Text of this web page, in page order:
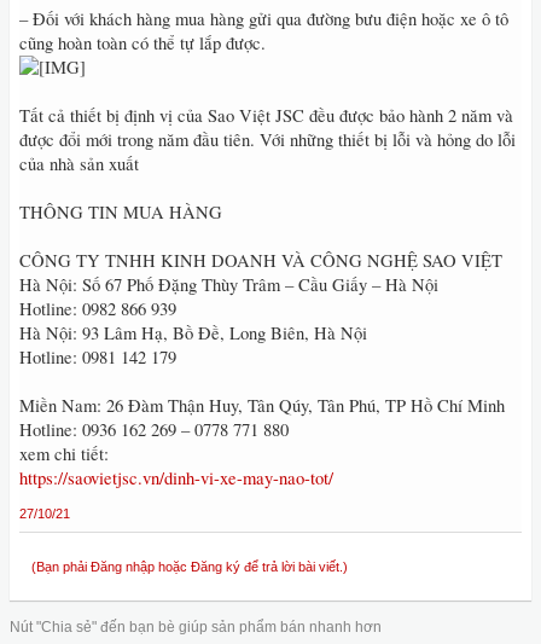
– Đối với khách hàng mua hàng gửi qua đường bưu điện hoặc xe ô tô
cũng hoàn toàn có thể tự lắp được.
Tất cả thiết bị định vị của Sao Việt JSC đều được bảo hành 2 năm và
được đổi mới trong năm đầu tiên. Với những thiết bị lỗi và hỏng do lỗi
của nhà sản xuất
THÔNG TIN MUA HÀNG
CÔNG TY TNHH KINH DOANH VÀ CÔNG NGHỆ SAO VIỆT
Hà Nội: Số 67 Phố Đặng Thùy Trâm – Cầu Giấy – Hà Nội
Hotline: 0982 866 939
Hà Nội: 93 Lâm Hạ, Bồ Đề, Long Biên, Hà Nội
Hotline: 0981 142 179
Miền Nam: 26 Đàm Thận Huy, Tân Qúy, Tân Phú, TP Hồ Chí Minh
Hotline: 0936 162 269 – 0778 771 880
xem chi tiết:
https://saovietjsc.vn/dinh-vi-xe-may-nao-tot/
27/10/21
(Bạn phải Đăng nhập hoặc Đăng ký để trả lời bài viết.)
Nút "Chia sẻ" đến bạn bè giúp sản phẩm bán nhanh hơn